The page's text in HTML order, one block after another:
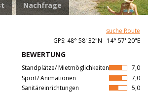
Nachfrage
suche Route
GPS: 48° 58' 32"N 14° 57' 20"E
BEWERTUNG
7,0
Standplätze/ Mietmöglichkeiten
7,0
Sport/ Animationen
5,0
Sanitäreinrichtungen